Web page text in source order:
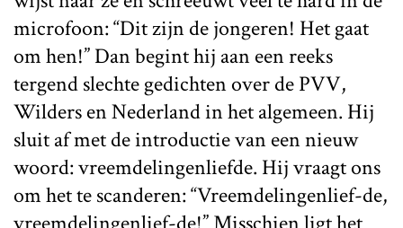
microfoon: “Dit zijn de jongeren! Het gaat
om hen!” Dan begint hij aan een reeks
tergend slechte gedichten over de PVV,
Wilders en Nederland in het algemeen. Hij
sluit af met de introductie van een nieuw
woord: vreemdelingenliefde. Hij vraagt ons
om het te scanderen: “Vreemdelingenlief-de,